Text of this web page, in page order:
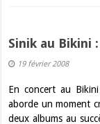
Sinik au Bikini
19 février 2008
En concert au
aborde un moment
deux albums au